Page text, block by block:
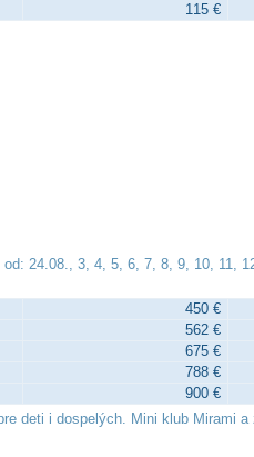
115 €
od: 24.08., 3, 4, 5, 6, 7, 8, 9, 10, 11,
450 €
562 €
675 €
788 €
900 €
deti i dospelých. Mini klub Mirami a